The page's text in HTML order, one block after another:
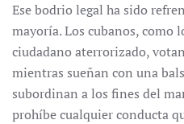
Ese bodrio legal ha sido
mayoría. Los cubanos, como
ciudadano aterrorizado,
mientras sueñan con una
subordinan a los fines del
prohíbe cualquier conducta